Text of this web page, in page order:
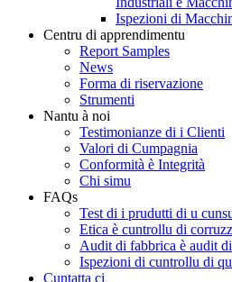
Ispezioni di
Centru di apprendimentu
Report Samples
News
Forma di riservazione
Strumenti
Nantu à noi
Testimonianze di i Clienti
Valori di Cumpagnia
Conformità è Integrità
Chi simu
FAQs
Test di i prudutti di u
Etica è cuntrollu di
Audit di fabbrica è audit
Ispezioni di cuntrollu di
Cuntatta ci